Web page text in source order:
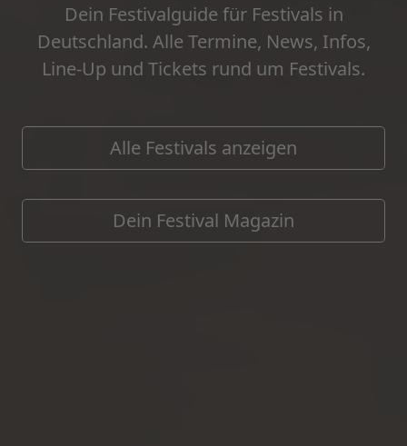
Dein Festivalguide für Festivals in
Deutschland. Alle Termine, News, Infos,
Line-Up und Tickets rund um Festivals.
Alle Festivals anzeigen
Dein Festival Magazin